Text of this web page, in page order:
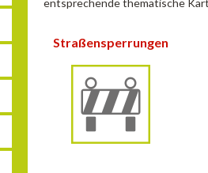
entsprechende thematische
Straßensperrungen